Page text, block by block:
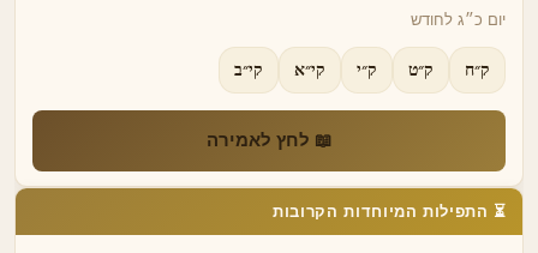
יום כ״ג לחודש
ק״ח ק״ט ק״י קי״א קי״ב
📖 לחץ לאמירה
⏳ התפילות המיוחדות הקרובות